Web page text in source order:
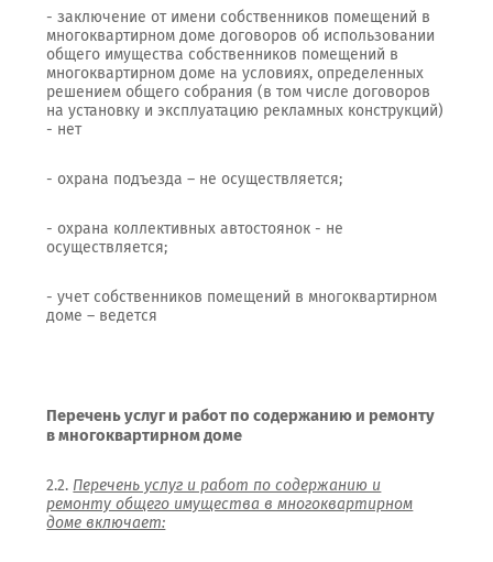
- заключение от имени собственников помещений в
многоквартирном доме договоров об использовании
общего имущества собственников помещений в
многоквартирном доме на условиях, определенных
решением общего собрания (в том числе договоров
на установку и эксплуатацию рекламных конструкций)
- нет
- охрана подъезда – не осуществляется;
- охрана коллективных автостоянок - не
осуществляется;
- учет собственников помещений в многоквартирном
доме – ведется
Перечень услуг и работ по содержанию и ремонту
в многоквартирном доме
2.2. Перечень услуг и работ по содержанию и
ремонту общего имущества в многоквартирном
доме включает: